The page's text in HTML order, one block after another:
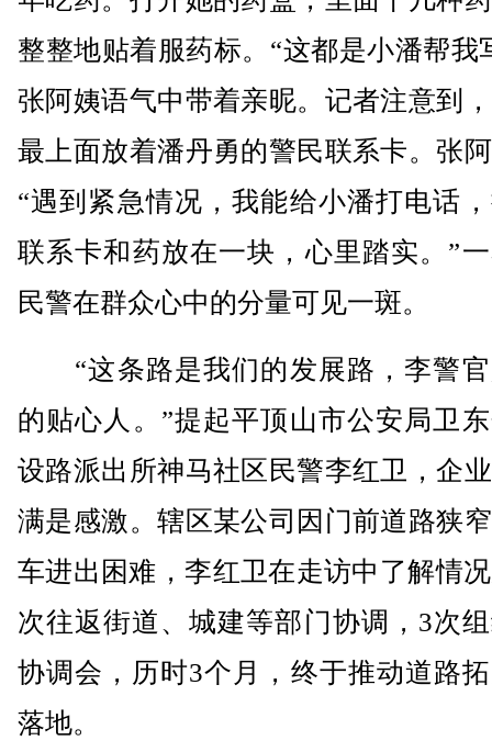
整整地贴着服药标。“这都是小潘帮我
张阿姨语气中带着亲昵。记者注意到
最上面放着潘丹勇的警民联系卡。张
“遇到紧急情况，我能给小潘打电话
联系卡和药放在一块，心里踏实。”
民警在群众心中的分量可见一斑。
“这条路是我们的发展路，李警官
的贴心人。”提起平顶山市公安局卫
设路派出所神马社区民警李红卫，企
满是感激。辖区某公司因门前道路狭
车进出困难，李红卫在走访中了解情
次往返街道、城建等部门协调，3次
协调会，历时3个月，终于推动道路
落地。